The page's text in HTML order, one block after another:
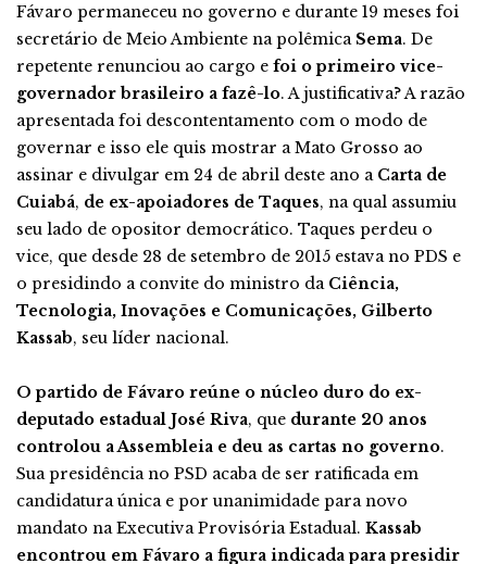
Fávaro permaneceu no governo e durante 19 meses foi
secretário de Meio Ambiente na polêmica Sema. De
repetente renunciou ao cargo e foi o primeiro vice-
governador brasileiro a fazê-lo. A justificativa? A razão
apresentada foi descontentamento com o modo de
governar e isso ele quis mostrar a Mato Grosso ao
assinar e divulgar em 24 de abril deste ano a Carta de
Cuiabá, de ex-apoiadores de Taques, na qual assumiu
seu lado de opositor democrático. Taques perdeu o
vice, que desde 28 de setembro de 2015 estava no PDS e
o presidindo a convite do ministro da Ciência,
Tecnologia, Inovações e Comunicações, Gilberto
Kassab, seu líder nacional.
O partido de Fávaro reúne o núcleo duro do ex-
deputado estadual José Riva, que durante 20 anos
controlou a Assembleia e deu as cartas no governo.
Sua presidência no PSD acaba de ser ratificada em
candidatura única e por unanimidade para novo
mandato na Executiva Provisória Estadual. Kassab
encontrou em Fávaro a figura indicada para presidir